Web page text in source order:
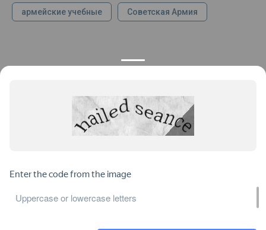
армейские учебные Советская Армия
ПРОДУКЦИЯ
Каталог